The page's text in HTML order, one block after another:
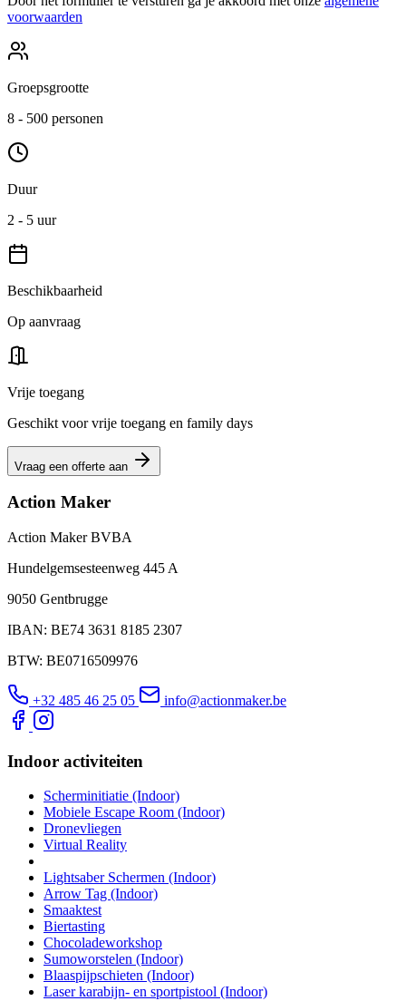
voorwaarden
Groepsgrootte
8 - 500 personen
Duur
2 - 5 uur
Beschikbaarheid
Op aanvraag
Vrije toegang
Geschikt voor vrije toegang en family days
Vraag een offerte aan
Action Maker
Action Maker BVBA
Hundelgemsesteenweg 445 A
9050 Gentbrugge
IBAN: BE74 3631 8185 2307
BTW: BE0716509976
+32 485 46 25 05 info@actionmaker.be
Indoor activiteiten
Scherminitiatie (Indoor)
Mobiele Escape Room (Indoor)
Dronevliegen
Virtual Reality
Lightsaber Schermen (Indoor)
Arrow Tag (Indoor)
Smaaktest
Biertasting
Chocoladeworkshop
Sumoworstelen (Indoor)
Blaaspijpschieten (Indoor)
Laser karabijn- en sportpistool (Indoor)